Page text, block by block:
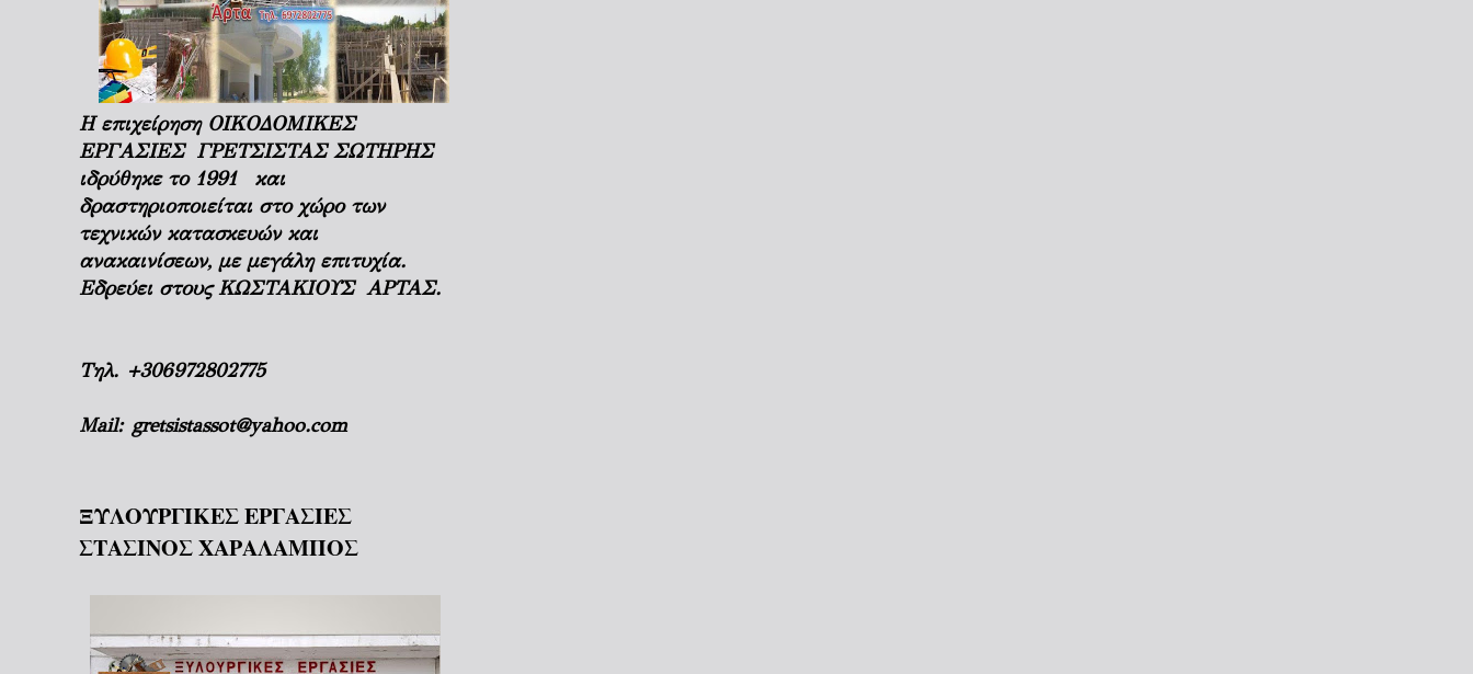
Η επιχείρηση ΟΙΚΟΔΟΜΙΚΕΣ
ΕΡΓΑΣΙΕΣ ΓΡΕΤΣΙΣΤΑΣ ΣΩΤΗΡΗΣ
ιδρύθηκε το 1991 και
δραστηριοποιείται στο χώρο των
τεχνικών κατασκευών και
ανακαινίσεων, με μεγάλη επιτυχία.
Εδρεύει στους ΚΩΣΤΑΚΙΟΥΣ ΑΡΤΑΣ.
Τηλ. +306972802775
Mail: gretsistassot@yahoo.com
ΞΥΛΟΥΡΓΙΚΕΣ ΕΡΓΑΣΙΕΣ
ΣΤΑΣΙΝΟΣ ΧΑΡΑΛΑΜΠΟΣ